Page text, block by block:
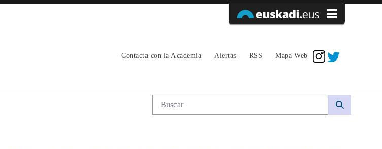
Contacta con la Academia Alertas RSS Mapa Web
de selección para formar parte de la bolsa de trabajo
Búsqueda web